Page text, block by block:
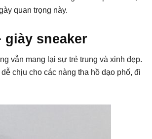
quan trọng này.
giày sneaker
vẫn mang lại sự trẻ trung và xinh đẹp.
chịu cho các nàng tha hồ dạo phố, đi